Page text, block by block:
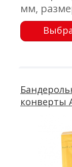
мм,
250x350
крафт
конверты